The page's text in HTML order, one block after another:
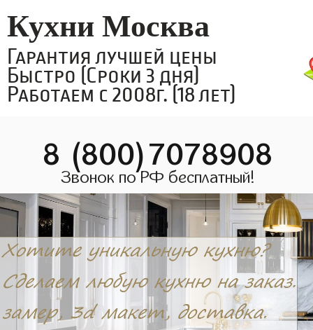
Кухни Москва
Гарантия лучшей цены
Быстро (Сроки 3 дня)
Работаем с 2008г. (18 лет)
8 (800)7078908
Звонок по РФ бесплатный!